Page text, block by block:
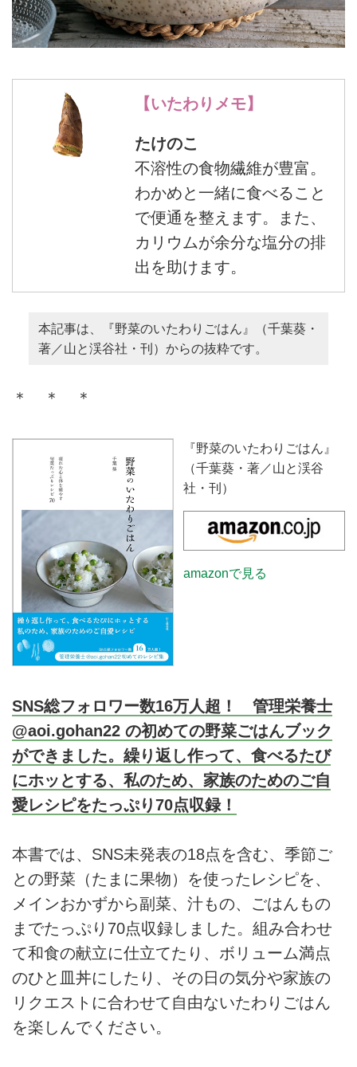
【いたわりメモ】
たけのこ
不溶性の食物繊維が豊富。
わかめと一緒に食べること
で便通を整えます。また、
カリウムが余分な塩分の排
出を助けます。
本記事は、『野菜のいたわりごはん』（千葉葵・
著／山と渓谷社・刊）からの抜粋です。
＊ ＊ ＊
『野菜のいたわりごはん』
（千葉葵・著／山と渓谷
社・刊）
amazonで見る
SNS総フォロワー数16万人超！ 管理栄養士
@aoi.gohan22 の初めての野菜ごはんブック
ができました。繰り返し作って、食べるたび
にホッとする、私のため、家族のためのご自
愛レシピをたっぷり70点収録！
本書では、SNS未発表の18点を含む、季節ご
との野菜（たまに果物）を使ったレシピを、
メインおかずから副菜、汁もの、ごはんもの
までたっぷり70点収録しました。組み合わせ
て和食の献立に仕立てたり、ボリューム満点
のひと皿丼にしたり、その日の気分や家族の
リクエストに合わせて自由ないたわりごはん
を楽しんでください。